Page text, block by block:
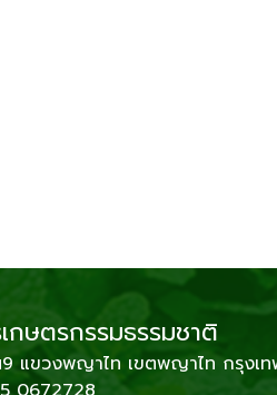
ษตรกรรมธรรมชาติ
แขวงพญาไท เขตพญาไท กรุงเ